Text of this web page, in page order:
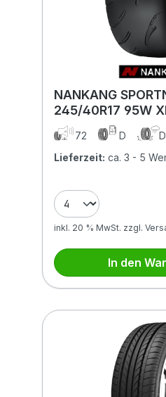
NANKANG
245/40R17 95W
T=80
72 D
D
Lieferzeit: ca. 3 - 5
inkl. 20 % MwSt. zzgl.
In den